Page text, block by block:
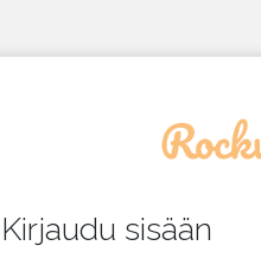
Kirjaudu sisään